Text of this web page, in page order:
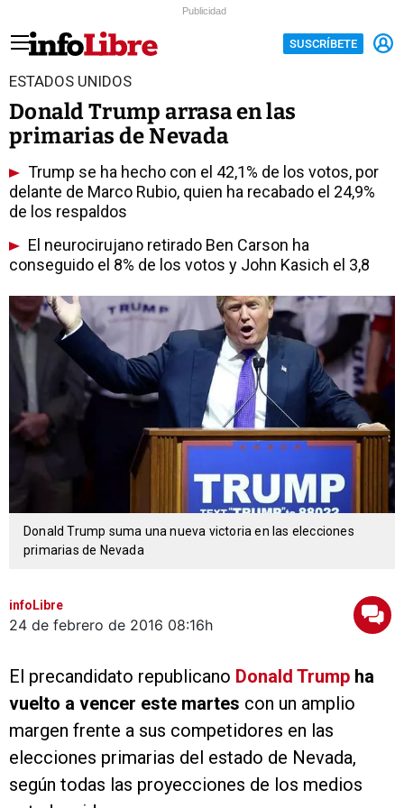
Publicidad
SUSCRÍBETE
ESTADOS UNIDOS
Donald Trump arrasa en las
primarias de Nevada
Trump se ha hecho con el 42,1% de los votos, por
delante de Marco Rubio, quien ha recabado el 24,9%
de los respaldos
El neurocirujano retirado Ben Carson ha
conseguido el 8% de los votos y John Kasich el 3,8
Donald Trump suma una nueva victoria en las elecciones
primarias de Nevada
infoLibre
24 de febrero de 2016 08:16h
El precandidato republicano Donald Trump ha
vuelto a vencer este martes con un amplio
margen frente a sus competidores en las
elecciones primarias del estado de Nevada,
según todas las proyecciones de los medios